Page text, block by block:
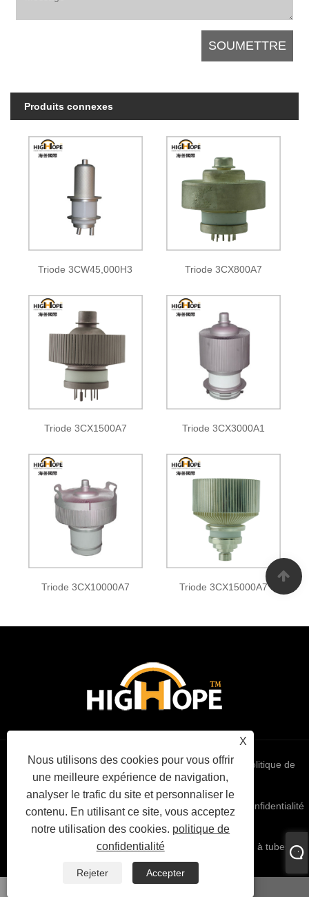
Produits connexes
Triode 3CW45,000H3 Triode 3CX800A7
Triode 3CX1500A7 Triode 3CX3000A1
Triode 3CX10000A7 Triode 3CX15000A7
X
Nous utilisons des cookies pour vous offrir
une meilleure expérience de navigation,
analyser le trafic du site et personnaliser le
contenu. En utilisant ce site, vous acceptez
notre utilisation des cookies. politique de
confidentialité
Rejeter
Accepter
Links Sitemap RSS XML politique de
confidentialité
Copyright © 2022 High Hope International Inc - Triode à tubes
sous vide - Tous droits réservés